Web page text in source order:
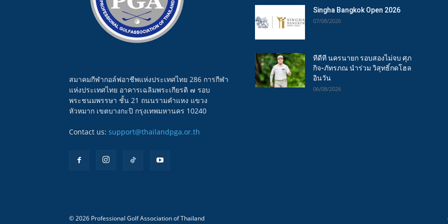
สมาคมกีฬากอล์ฟอาชีพแห่งประเทศไทย 286 การกีฬา
แห่งประเทศไทย อาคารเฉลิมพระเกียรติ ๗ รอบ
พระชนมพรรษา ชั้น 21 ถนนรามคำแหง แขวง
หัวหมาก เขตบางกะปิ กรุงเทพมหานคร 10240
Contact us: support@thailandpga.or.th
Singha Bangkok Open 2026
07/08/2026
ทีดีที นครนายก รอบสองไม่จบ ศุภ
กิจ-ภัทรภณ นำร่วม วิสุทธิ์กดโฮล
อินวัน
06/08/2026
© 2026 Professional Golf Association of Thailand